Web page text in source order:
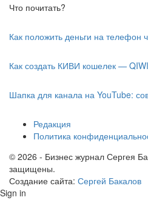
Что почитать?
Как положить деньги на телефон
Как создать КИВИ кошелек —
Шапка для канала на YouTube:
Редакция
Политика
© 2026 - Бизнес журнал Сергея
защищены.
Создание сайта: Сергей Бакалов
Sign in